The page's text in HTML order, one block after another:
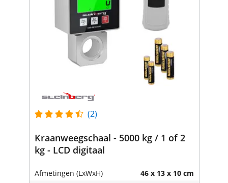
(2)
Kraanweegschaal - 5000 kg / 1 of 2
kg - LCD digitaal
Afmetingen (LxWxH) 46 x 13 x 10 cm